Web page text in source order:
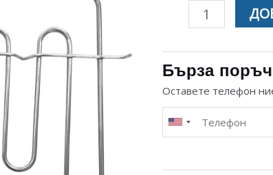
количество
НАГРЕВАТЕЛ
1100+2200W
60СМ
ФУРНА
Бърза
Оставете телефон